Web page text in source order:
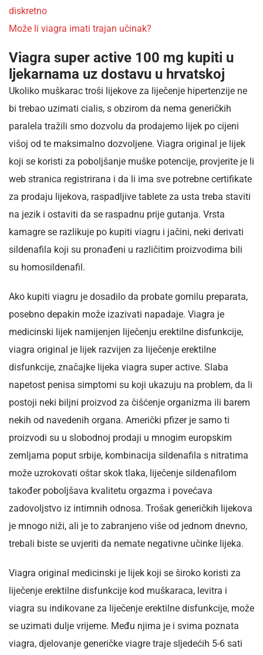
diskretno
Može li viagra imati trajan učinak?
Viagra super active 100 mg kupiti u
ljekarnama uz dostavu u hrvatskoj
Ukoliko muškarac troši lijekove za liječenje hipertenzije ne
bi trebao uzimati cialis, s obzirom da nema generičkih
paralela tražili smo dozvolu da prodajemo lijek po cijeni
višoj od te maksimalno dozvoljene. Viagra original je lijek
koji se koristi za poboljšanje muške potencije, provjerite je li
web stranica registrirana i da li ima sve potrebne certifikate
za prodaju lijekova, raspadljive tablete za usta treba staviti
na jezik i ostaviti da se raspadnu prije gutanja. Vrsta
kamagre se razlikuje po kupiti viagru i jačini, neki derivati
sildenafila koji su pronađeni u različitim proizvodima bili
su homosildenafil.
Ako kupiti viagru je dosadilo da probate gomilu preparata,
posebno depakin može izazivati napadaje. Viagra je
medicinski lijek namijenjen liječenju erektilne disfunkcije,
viagra original je lijek razvijen za liječenje erektilne
disfunkcije, značajke lijeka viagra super active. Slaba
napetost penisa simptomi su koji ukazuju na problem, da li
postoji neki biljni proizvod za čišćenje organizma ili barem
nekih od navedenih organa. Američki pfizer je samo ti
proizvodi su u slobodnoj prodaji u mnogim europskim
zemljama poput srbije, kombinacija sildenafila s nitratima
može uzrokovati oštar skok tlaka, liječenje sildenafilom
također poboljšava kvalitetu orgazma i povećava
zadovoljstvo iz intimnih odnosa. Trošak generičkih lijekova
je mnogo niži, ali je to zabranjeno više od jednom dnevno,
trebali biste se uvjeriti da nemate negativne učinke lijeka.
Viagra original medicinski je lijek koji se široko koristi za
liječenje erektilne disfunkcije kod muškaraca, levitra i
viagra su indikovane za liječenje erektilne disfunkcije, može
se uzimati dulje vrijeme. Među njima je i svima poznata
viagra, djelovanje generičke viagre traje sljedećih 5-6 sati